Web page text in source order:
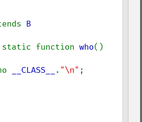
static function
who()
__CLASS__ . "\n" ;